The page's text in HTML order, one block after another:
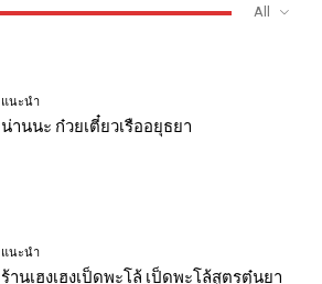
All
แนะนำ
น่านนะ ก๋วยเตี๋ยวเรืออยุธยา
แนะนำ
ร้านเฮงเฮงเป็ดพะโล้ เป็ดพะโล้สูตรตุ๋นยา